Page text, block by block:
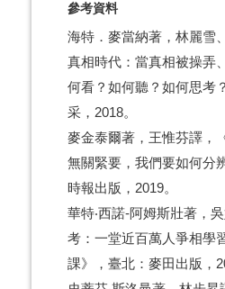
參考資料
海特．麥當納著，林麗雪
真相時代：當真相被操弄
何看？如何聽？如何思考
采，2018。
麥金泰爾著，王惟芬譯，
無關緊要，我們要如何分
時報出版，2019。
華特‧西諾-阿姆斯壯著，
考：一堂近百萬人爭相學
課》，臺北：麥田出版，